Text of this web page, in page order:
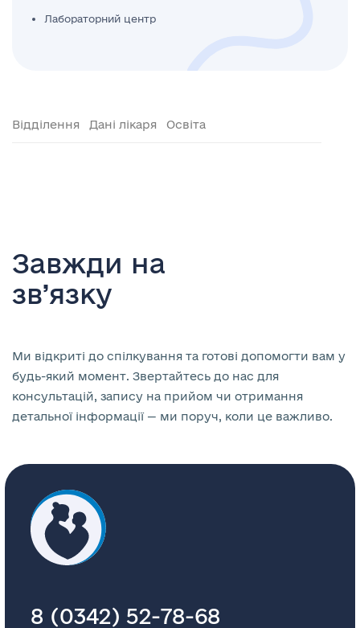
Лабораторний центр
Відділення Дані лікаря Освіта
Завжди на
зв’язку
Ми відкриті до спілкування та готові допомогти вам у
будь-який момент. Звертайтесь до нас для
консультацій, запису на прийом чи отримання
детальної інформації — ми поруч, коли це важливо.
8 (0342) 52-78-68